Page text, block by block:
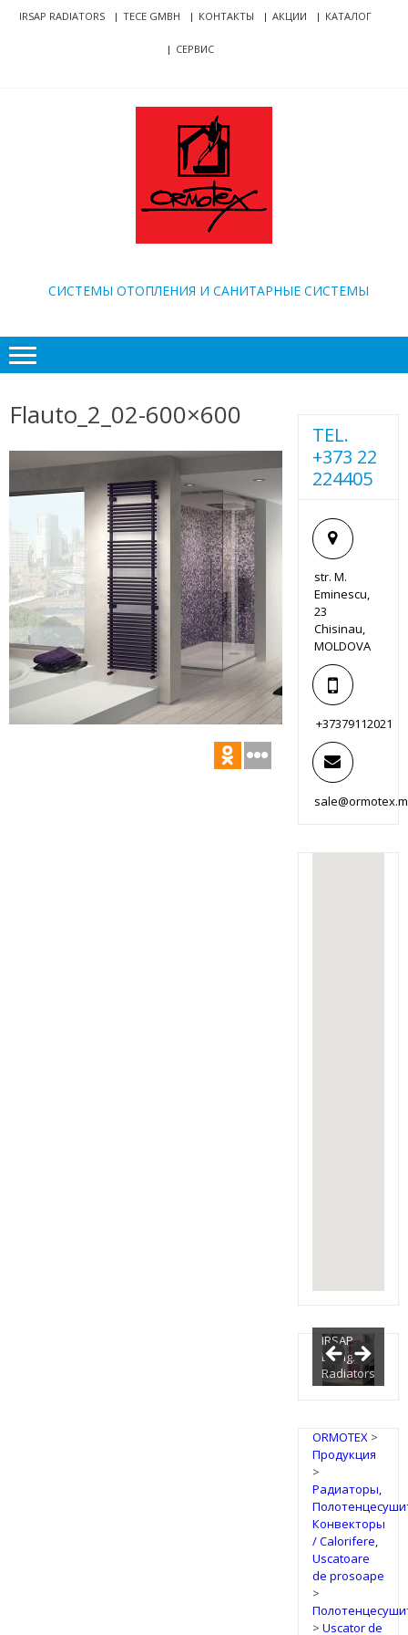
Skip
SkipIRSAP RADIATORS TECE GMBH КОНТАКТЫ АКЦИИ КАТАЛОГ
СЕРВИС
CИСТЕМЫ ОТОПЛЕНИЯ И САНИТАРНЫЕ СИСТЕМЫ
Flauto_2_02-600×600
TEL.
+373 22
224405
str. M.
Eminescu,
23
Chisinau,
MOLDOVA
+37379112021
IRSAP
Design
Radiators
ORMOTEX>
Продукция
>
Радиаторы,
Конвекторы
/ Calorifere,
Uscatoare
de prosoape
>
> Uscator de